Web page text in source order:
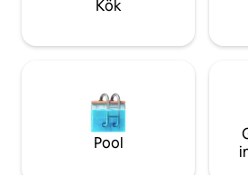
dröjer sig kvar och tiden saktar ner.
Kök
Pool